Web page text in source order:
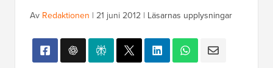
Av Redaktionen | 21 juni 2012 | Läsarnas upplysningar